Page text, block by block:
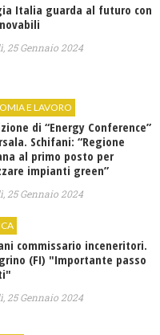
Italia guarda al futuro con
25 Gennaio 2024
E LAVORO
di “Energy Conference”
Schifani: “Regione
al primo posto per
impianti green”
25 Gennaio 2024
commissario inceneritori.
(FI) "Importante passo
25 Gennaio 2024